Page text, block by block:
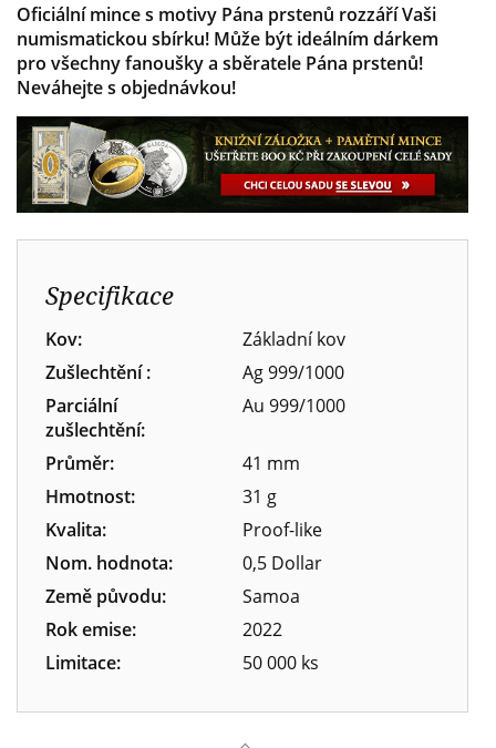
Oficiální mince s motivy Pána prstenů rozzáří Vaši
numismatickou sbírku! Může být ideálním dárkem
pro všechny fanoušky a sběratele Pána prstenů!
Neváhejte s objednávkou!
Specifikace
Kov:
Základní kov
Zušlechtění :
Ag 999/1000
Parciální
zušlechtění:
Au 999/1000
Průměr:
41 mm
Hmotnost:
31 g
Kvalita:
Proof-like
Nom. hodnota:
0,5 Dollar
Země původu:
Samoa
Rok emise:
2022
Limitace:
50 000 ks